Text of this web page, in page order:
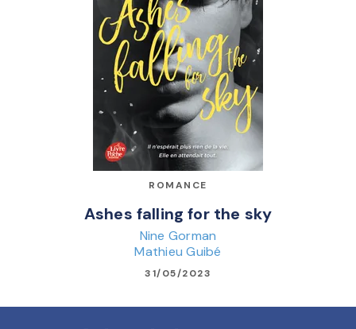
ROMANCE
Ashes falling for the sky
Nine Gorman
Mathieu Guibé
31/05/2023